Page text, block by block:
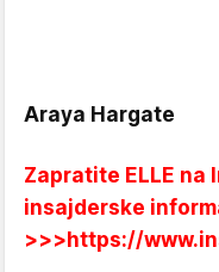
Araya Hargate
Zapratite ELLE na
insajderske
>>>https://